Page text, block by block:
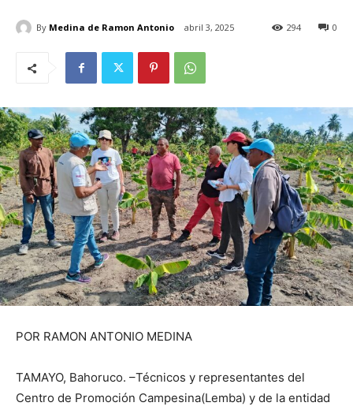
By Medina de Ramon Antonio abril 3, 2025 0
294
POR RAMON ANTONIO MEDINA
TAMAYO, Bahoruco. –Técnicos y representantes del
Centro de Promoción Campesina(Lemba) y de la entidad